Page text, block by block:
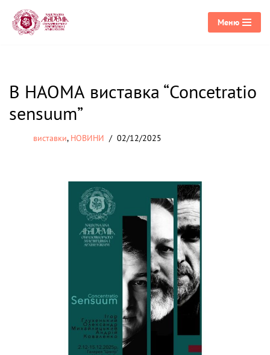
Перейти
Меню
В НАОМА виставка “Concetratio
sensuum”
виставки, НОВИНИ 02/12/2025